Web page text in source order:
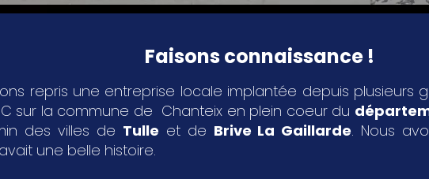
Faisons connaissance !
repris une entreprise locale implantée depuis plusieurs
sur la commune de Chanteix en plein coeur du
des villes de Tulle et de Brive La Gaillarde. Nous
une belle histoire.